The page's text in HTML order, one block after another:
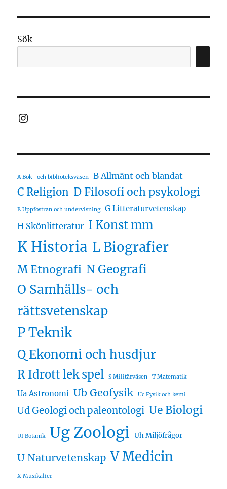
Sök
Instagram
A Bok- och biblioteksväsen B Allmänt och blandat
C Religion D Filosofi och psykologi
E Uppfostran och undervisning G Litteraturvetenskap
H Skönlitteratur I Konst mm
K Historia L Biografier
M Etnografi N Geografi
O Samhälls- och
rättsvetenskap
P Teknik
Q Ekonomi och husdjur
R Idrott lek spel S Militärväsen T Matematik
Ua Astronomi Ub Geofysik Uc Fysik och kemi
Ud Geologi och paleontologi Ue Biologi
Uf Botanik Ug Zoologi Uh Miljöfrågor
U Naturvetenskap V Medicin
X Musikalier